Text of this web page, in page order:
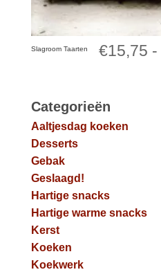
Slagroom Taarten €15,75 -
Categorieën
Aaltjesdag koeken
Desserts
Gebak
Geslaagd!
Hartige snacks
Hartige warme snacks
Kerst
Koeken
Koekwerk